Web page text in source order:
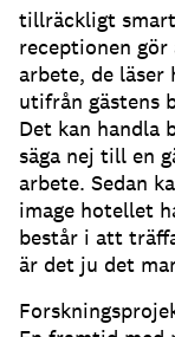
tillräckligt
receptionen
arbete, de läser
utifrån gästens
Det kan handla
säga nej till en
arbete. Sedan
image hotellet
består i att
är det ju det